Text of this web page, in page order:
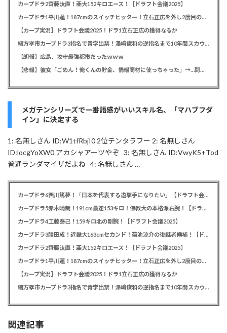
カープドラ2齊藤汰直！亜大152キロエース！【ドラフト会議2025】
カープドラ1平川蓮！187cmのスイッチヒッター！立石正広を外し2度目の重複も新井監督がクジを引き当てる！【ドラフト会議2025】
【カープ実況】ドラフト会議2025！ドラ1立石正広の獲得なるか
緒方孝市カープドラ3指名で青学出禁！澤﨑俊和の逆指名まで10年間スカウト出禁
【朗報】広島、攻守最強都市だったｗｗｗ
【悲報】彼女「ごめん！俺くんの貯金、情報商材に使っちゃった」→…問い詰めたらギャン泣きされたんだが俺が悪いのか？
メガテンシリーズで一番語感がいいスキル名、「マハブフダ
イン」に決定する
1: 名無しさん ID:W1tfRbjI0 2位テンタラフー 2: 名無しさん
ID:locgYoXW0 アカシャアーツやぞ 3: 名無しさん ID:VwyK5+Tod
普通ランダマイザだよね 4: 名無しさん …
カープドラ6西川篤夢！「日本を代表する遊撃手になりたい」【ドラフト会議2025】
カープドラ5赤木晴哉！191cm最速153キロ！佛教大の本格派右腕！【ドラフト会議2025】
カープドラ4工藤泰己！159キロ北の剛腕！【ドラフト会議2025】
カープドラ3勝田成！近畿大163cmセカンド！菊池涼介の後継者候補！【ドラフト会議2025】
カープドラ2齊藤汰直！亜大152キロエース！【ドラフト会議2025】
カープドラ1平川蓮！187cmのスイッチヒッター！立石正広を外し2度目の重複も新井監督がクジを引き当てる！【ドラフト会議2025】
【カープ実況】ドラフト会議2025！ドラ1立石正広の獲得なるか
緒方孝市カープドラ3指名で青学出禁！澤﨑俊和の逆指名まで10年間スカウト出禁
関連記事